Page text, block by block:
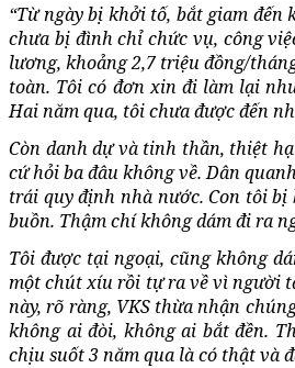
“Từ ngày bị khởi tố, bắt giam
chưa bị đình chỉ chức vụ, công
lương, khoảng 2,7 triệu đồng/
toàn. Tôi có đơn xin đi làm lại
Hai năm qua, tôi chưa được đến
Còn danh dự và tinh thần, thiệt
cứ hỏi ba đâu không về. Dân
trái quy định nhà nước. Con tôi bị
buồn. Thậm chí không dám đi ra
Tôi được tại ngoại, cũng không
một chút xíu rồi tự ra về vì người
này, rõ ràng, VKS thừa nhận
không ai đòi, không ai bắt đền.
chịu suốt 3 năm qua là có thật và